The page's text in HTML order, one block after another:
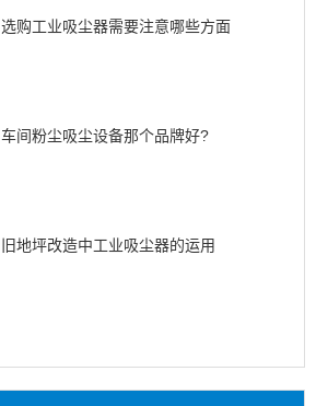
选购工业吸尘器需要注意哪些方面
车间粉尘吸尘设备那个品牌好?
旧地坪改造中工业吸尘器的运用